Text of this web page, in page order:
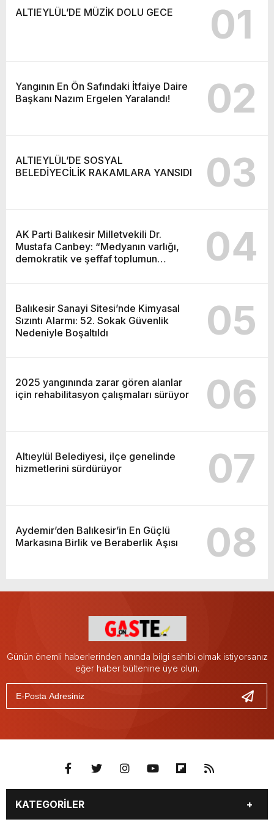
ALTIEYLÜL’DE MÜZİK DOLU GECE 01
Yangının En Ön Safındaki İtfaiye Daire
Başkanı Nazım Ergelen Yaralandı!
02
ALTIEYLÜL’DE SOSYAL
BELEDİYECİLİK RAKAMLARA YANSIDI
03
AK Parti Balıkesir Milletvekili Dr.
Mustafa Canbey: “Medyanın varlığı,
demokratik ve şeffaf toplumun
04
Balıkesir Sanayi Sitesi’nde Kimyasal
Sızıntı Alarmı: 52. Sokak Güvenlik
Nedeniyle Boşaltıldı
05
2025 yangınında zarar gören alanlar
için rehabilitasyon çalışmaları sürüyor
06
Altıeylül Belediyesi, ilçe genelinde
hizmetlerini sürdürüyor
07
Aydemir’den Balıkesir’in En Güçlü
Markasına Birlik ve Beraberlik Aşısı
08
Günün önemli haberlerinden anında bilgi sahibi olmak istiyorsanız
eğer haber bültenine üye olun.
KATEGORİLER